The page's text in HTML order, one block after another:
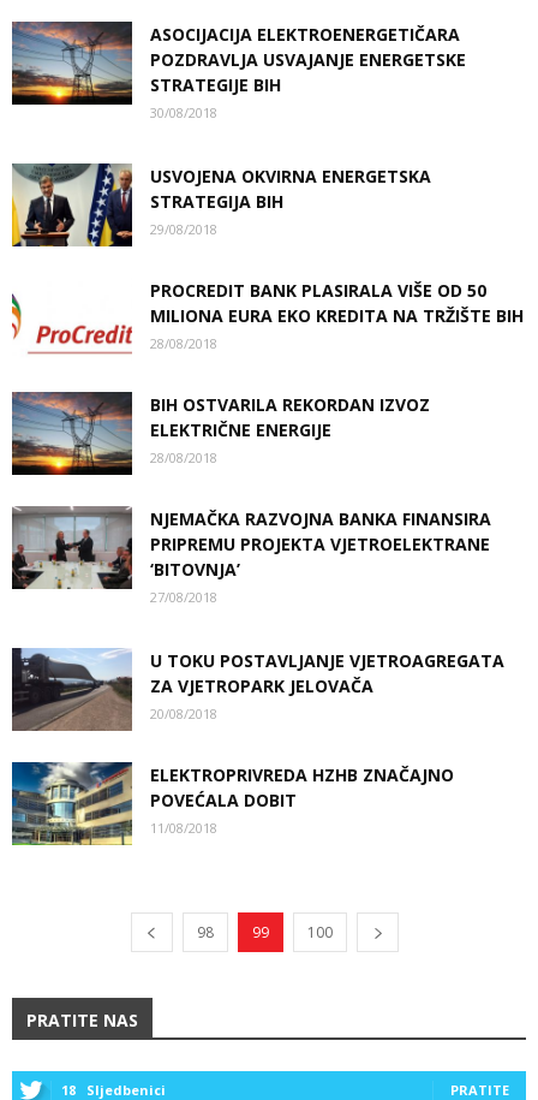
ASOCIJACIJA ELEKTROENERGETIČARA
POZDRAVLJA USVAJANJE ENERGETSKE
STRATEGIJE BIH
30/08/2018
USVOJENA OKVIRNA ENERGETSKA
STRATEGIJA BIH
29/08/2018
PROCREDIT BANK PLASIRALA VIŠE OD 50
MILIONA EURA EKO KREDITA NA TRŽIŠTE BIH
28/08/2018
BIH OSTVARILA REKORDAN IZVOZ
ELEKTRIČNE ENERGIJE
28/08/2018
NJEMAČKA RAZVOJNA BANKA FINANSIRA
PRIPREMU PROJEKTA VJETROELEKTRANE
‘BITOVNJA’
27/08/2018
U TOKU POSTAVLJANJE VJETROAGREGATA
ZA VJETROPARK JELOVAČA
20/08/2018
ELEKTROPRIVREDA HZHB ZNAČAJNO
POVEĆALA DOBIT
11/08/2018
98 99 100
PRATITE NAS
18 Sljedbenici PRATITE